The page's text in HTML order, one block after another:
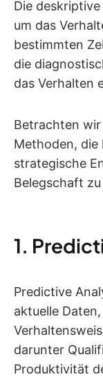
Die
um das
bestimmten
die
das Verhalten
Betrachten
Methoden, die
strategische
Belegschaft
1.
Predictive
aktuelle
darunter
Produktivität